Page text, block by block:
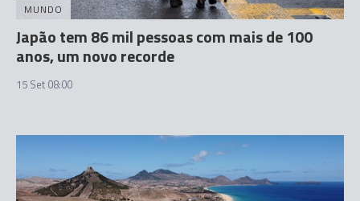
MUNDO
Japão tem 86 mil pessoas com mais de 100
anos, um novo recorde
15 Set 08:00